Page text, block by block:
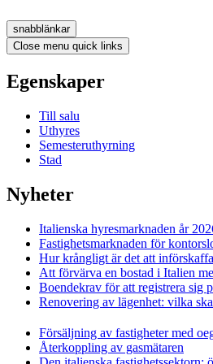
snabblänkar
Close menu quick links
Egenskaper
Till salu
Uthyres
Semesteruthyrning
Stad
Nyheter
Italienska hyresmarknaden år
Fastighetsmarknaden för
Hur krångligt är det att
Att förvärva en bostad i Italien
Boendekrav för att registrera sig
Renovering av lägenhet: vilka
Försäljning av fastigheter med
Återkoppling av gasmätaren